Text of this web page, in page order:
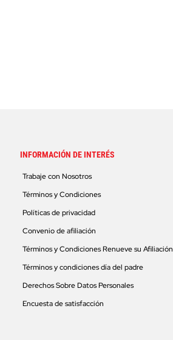
INFORMACIÓN DE INTERÉS
Trabaje con Nosotros
Términos y Condiciones
Políticas de privacidad
Convenio de afiliación
Términos y Condiciones Renueve su Afiliación
Términos y condiciones día del padre
Derechos Sobre Datos Personales
Encuesta de satisfacción